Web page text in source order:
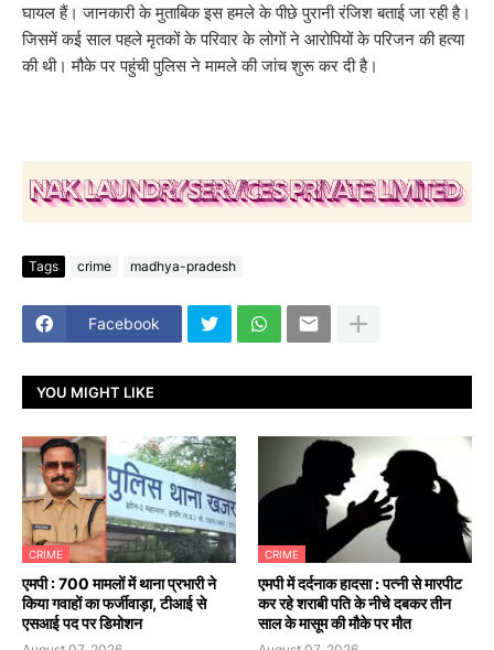
घायल हैं। जानकारी के मुताबिक इस हमले के पीछे पुरानी रंजिश बताई जा रही है।
जिसमें कई साल पहले मृतकों के परिवार के लोगों ने आरोपियों के परिजन की हत्या
की थी। मौके पर पहुंची पुलिस ने मामले की जांच शुरू कर दी है।
Tags crime madhya-pradesh
Facebook
YOU MIGHT LIKE
CRIME
एमपी : 700 मामलों में थाना प्रभारी ने
किया गवाहों का फर्जीवाड़ा, टीआई से
एसआई पद पर डिमोशन
CRIME
एमपी में दर्दनाक हादसा : पत्नी से मारपीट
कर रहे शराबी पति के नीचे दबकर तीन
साल के मासूम की मौके पर मौत